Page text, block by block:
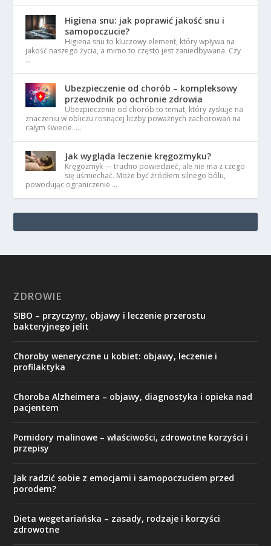
Higiena snu: jak poprawić jakość snu i
samopoczucie?
Higiena snu to kluczowy element, który wpływa na
jakość naszego życia, a mimo to często jest zaniedbywana. Czy
…
Ubezpieczenie od chorób – kompleksowy
przewodnik po ochronie zdrowia
Ubezpieczenie od chorób to temat, który zyskuje na
znaczeniu w obliczu rosnącej liczby poważnych zachorowań na
całym świecie. …
Jak wygląda leczenie kręgozmyku?
Kręgozmyk — trudno powiedzieć, ale nie ma z czego
się uśmiechać. Może być źródłem silnego bólu,
powodując ograniczenie …
ZDROWIE
SIBO – przyczyny, objawy i leczenie przerostu
bakteryjnego jelit
Choroby weneryczne u kobiet: objawy, leczenie i
profilaktyka
Choroba Alzheimera – objawy, diagnostyka i opieka nad
pacjentem
Pomidory malinowe – właściwości, zdrowotne korzyści i
przepisy
Jak radzić sobie z emocjami i samopoczuciem przed
porodem?
Dieta wegetariańska – zasady, rodzaje i korzyści
zdrowotne